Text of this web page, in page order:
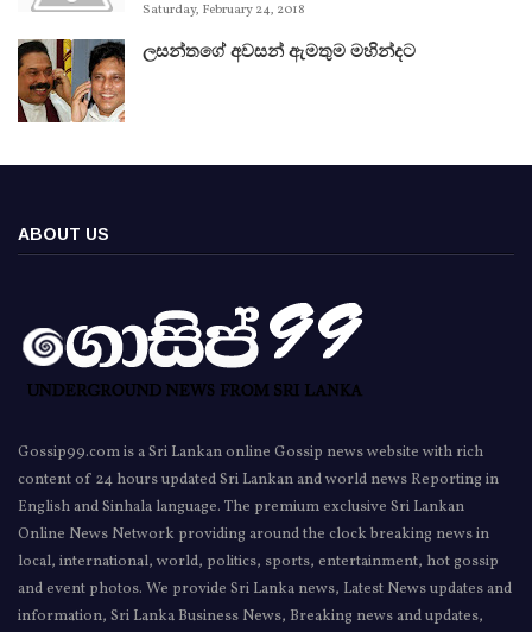
Saturday, February 24, 2018
ලසන්තගේ අවසන් ඇමතුම මහින්දට
ABOUT US
Gossip99.com is a Sri Lankan online Gossip news website with rich
content of 24 hours updated Sri Lankan and world news Reporting in
English and Sinhala language. The premium exclusive Sri Lankan
Online News Network providing around the clock breaking news in
local, international, world, politics, sports, entertainment, hot gossip
and event photos. We provide Sri Lanka news, Latest News updates and
information, Sri Lanka Business News, Breaking news and updates,